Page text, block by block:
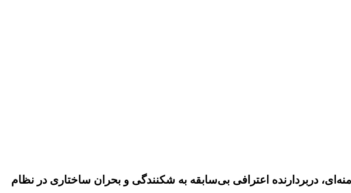
دربردارنده اعترافی بی‌سابقه به شکنندگی و بحران ساختاری در نظام